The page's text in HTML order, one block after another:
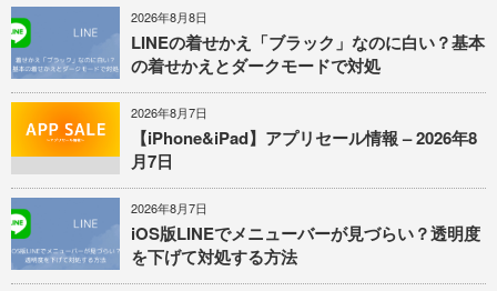
2026年8月8日
LINEの着せかえ「ブラック」なのに白い？基本
の着せかえとダークモードで対処
2026年8月7日
【iPhone&iPad】アプリセール情報 – 2026年8
月7日
2026年8月7日
iOS版LINEでメニューバーが見づらい？透明度
を下げて対処する方法